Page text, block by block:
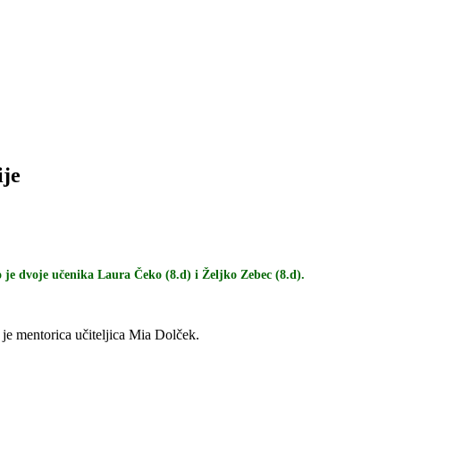
dvoje učenika Laura Čeko (8.d) i Željko Zebec (8.d).
mentorica učiteljica Mia Dolček.